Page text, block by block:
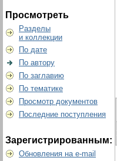
Просмотреть
Разделы
и коллекции
По дате
По автору
По заглавию
По тематике
Просмотр документов
Последние поступления
Зарегистрированным:
Обновления на e-mail